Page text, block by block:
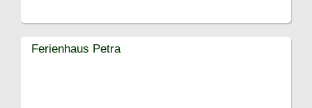
Ferienhaus Petra